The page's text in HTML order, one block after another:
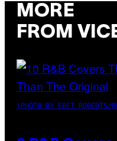
MORE
FROM
(PHOTO BY EBET ROBERTS/